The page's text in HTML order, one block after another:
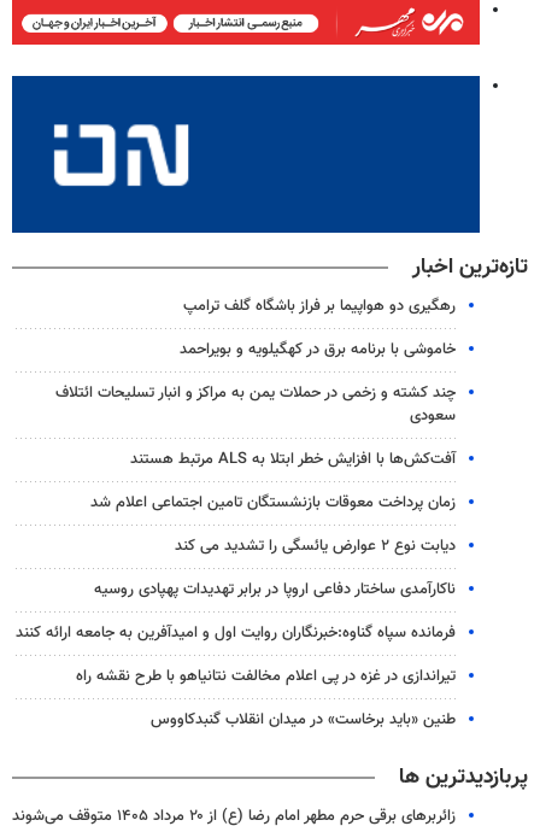
تازه‌ترین اخبار
رهگیری دو هواپیما بر فراز باشگاه گلف ترامپ
خاموشی با برنامه برق در کهگیلویه و بویراحمد
چند کشته و زخمی در حملات یمن به مراکز و انبار تسلیحات ائتلاف
سعودی
آفت‌کش‌ها با افزایش خطر ابتلا به ALS مرتبط هستند
زمان پرداخت معوقات بازنشستگان تامین اجتماعی اعلام شد
دیابت نوع ۲ عوارض یائسگی را تشدید می کند
ناکارآمدی ساختار دفاعی اروپا در برابر تهدیدات پهپادی روسیه
فرمانده سپاه گناوه:خبرنگاران روایت اول و امیدآفرین به جامعه ارائه کنند
تیراندازی در غزه در پی اعلام مخالفت نتانیاهو با طرح نقشه راه
طنین «باید برخاست» در میدان انقلاب گنبدکاووس
پربازدیدترین ها
زائربرهای برقی حرم مطهر امام رضا (ع) از ۲۰ مرداد ۱۴۰۵ متوقف می‌شوند